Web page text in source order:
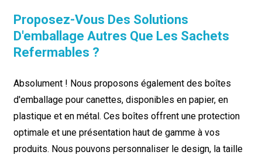
Proposez-Vous Des Solutions
D'emballage Autres Que Les Sachets
Refermables ?
Absolument ! Nous proposons également des boîtes
d'emballage pour canettes, disponibles en papier, en
plastique et en métal. Ces boîtes offrent une protection
optimale et une présentation haut de gamme à vos
produits. Nous pouvons personnaliser le design, la taille